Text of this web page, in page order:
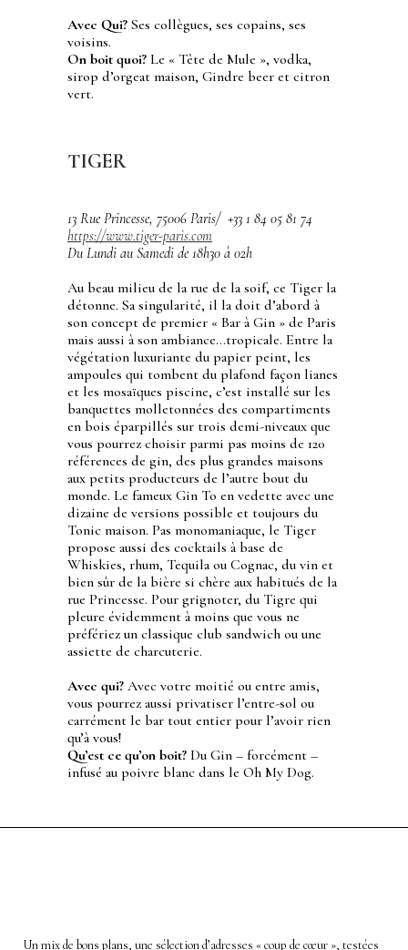
Avec Qui? Ses collègues, ses copains, ses
voisins.
On boit quoi? Le « Tête de Mule », vodka,
sirop d’orgeat maison, Gindre beer et citron
vert.
TIGER
13 Rue Princesse, 75006 Paris/ +33 1 84 05 81 74
https://www.tiger-paris.com
Du Lundi au Samedi de 18h30 à 02h
Au beau milieu de la rue de la soif, ce Tiger la
détonne. Sa singularité, il la doit d’abord à
son concept de premier « Bar à Gin » de Paris
mais aussi à son ambiance…tropicale. Entre la
végétation luxuriante du papier peint, les
ampoules qui tombent du plafond façon lianes
et les mosaïques piscine, c’est installé sur les
banquettes molletonnées des compartiments
en bois éparpillés sur trois demi-niveaux que
vous pourrez choisir parmi pas moins de 120
références de gin, des plus grandes maisons
aux petits producteurs de l’autre bout du
monde. Le fameux Gin To en vedette avec une
dizaine de versions possible et toujours du
Tonic maison. Pas monomaniaque, le Tiger
propose aussi des cocktails à base de
Whiskies, rhum, Tequila ou Cognac, du vin et
bien sûr de la bière si chère aux habitués de la
rue Princesse. Pour grignoter, du Tigre qui
pleure évidemment à moins que vous ne
préfériez un classique club sandwich ou une
assiette de charcuterie.
Avec qui? Avec votre moitié ou entre amis,
vous pourrez aussi privatiser l’entre-sol ou
carrément le bar tout entier pour l’avoir rien
qu’à vous!
Qu’est ce qu’on boit? Du Gin – forcément –
infusé au poivre blanc dans le Oh My Dog.
Un mix de bons plans, une sélection d’adresses « coup de cœur », testées